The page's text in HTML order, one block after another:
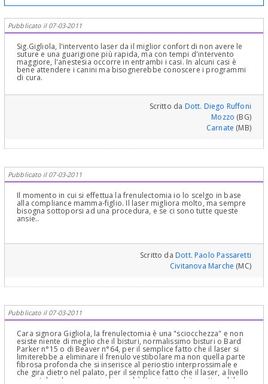
Pubblicato il 07-03-2011
Sig.Gigliola, l'intervento laser da il miglior confort di non avere le
suture e una guarigione più rapida, ma con tempi d'intervento
maggiore, l'anestesia occorre in entrambi i casi. In alcuni casi è
bene attendere i canini ma bisognerebbe conoscere i programmi
di cura.
Scritto da Dott. Diego Ruffoni
Mozzo (BG)
Carnate (MB)
Pubblicato il 07-03-2011
Il momento in cui si effettua la frenulectomia io lo scelgo in base
alla compliance mamma-figlio. Il laser migliora molto, ma sempre
bisogna sottoporsi ad una procedura, e se ci sono tutte queste
ansie..
Scritto daDott. Paolo Passaretti
Civitanova Marche (MC)
Pubblicato il 07-03-2011
Cara signora Gigliola, la frenulectomia è una "sciocchezza" e non
esiste niente di meglio che il bisturi, normalissimo bisturi o Bard
Parker n°15 o di Beaver n°64, per il semplice fatto che il laser si
limiterebbe a eliminare il frenulo vestibolare ma non quella parte
fibrosa profonda che si inserisce al periostio interprossimale e
che gira dietro nel palato, per il semplice fatto che il laser, a livello
periostale ed osseo, quindi, perchè l'ossi sta subito sotto ed il